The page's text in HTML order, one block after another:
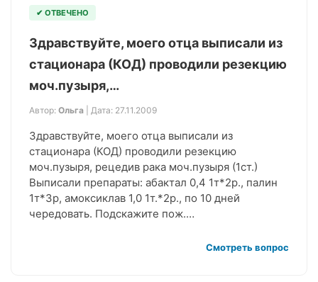
✔ ОТВЕЧЕНО
Здравствуйте, моего отца выписали из
стационара (КОД) проводили резекцию
моч.пузыря,…
Автор: Ольга | Дата: 27.11.2009
Здравствуйте, моего отца выписали из
стационара (КОД) проводили резекцию
моч.пузыря, рецедив рака моч.пузыря (1ст.)
Выписали препараты: абактал 0,4 1т*2р., палин
1т*3р, амоксиклав 1,0 1т.*2р., по 10 дней
чередовать. Подскажите пож.…
Смотреть вопрос